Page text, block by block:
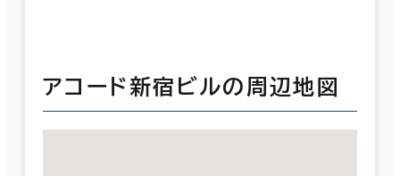
アコード新宿ビルの周辺地図